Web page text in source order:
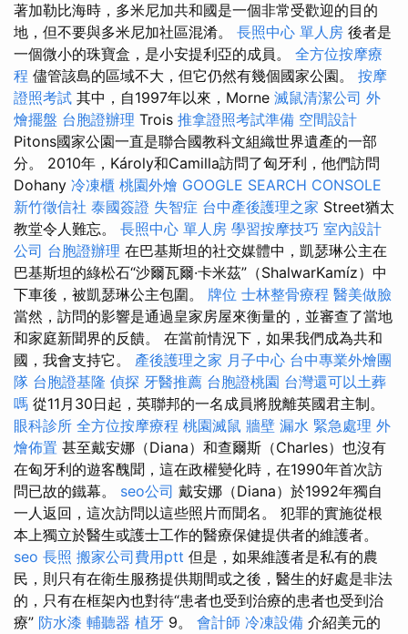
著加勒比海時，多米尼加共和國是一個非常受歡迎的目的
地，但不要與多米尼加社區混淆。 長照中心 單人房 後者是
一個微小的珠寶盒，是小安提利亞的成員。 全方位按摩療
程 儘管該島的區域不大，但它仍然有幾個國家公園。 按摩
證照考試 其中，自1997年以來，Morne 滅鼠清潔公司 外
燴擺盤 台胞證辦理 Trois 推拿證照考試準備 空間設計
Pitons國家公園一直是聯合國教科文組織世界遺產的一部
分。 2010年，Károly和Camilla訪問了匈牙利，他們訪問
Dohany 冷凍櫃 桃園外燴 GOOGLE SEARCH CONSOLE
新竹徵信社 泰國簽證 失智症 台中產後護理之家 Street猶太
教堂令人難忘。 長照中心 單人房 學習按摩技巧 室內設計
公司 台胞證辦理 在巴基斯坦的社交媒體中，凱瑟琳公主在
巴基斯坦的綠松石“沙爾瓦爾·卡米茲”（ShalwarKamíz）中
下車後，被凱瑟琳公主包圍。 牌位 士林整骨療程 醫美做臉
當然，訪問的影響是通過皇家房屋來衡量的，並審查了當地
和家庭新聞界的反饋。 在當前情況下，如果我們成為共和
國，我會支持它。 產後護理之家 月子中心 台中專業外燴團
隊 台胞證基隆 偵探 牙醫推薦 台胞證桃園 台灣還可以土葬
嗎 從11月30日起，英聯邦的一名成員將脫離英國君主制。
眼科診所 全方位按摩療程 桃園滅鼠 牆壁 漏水 緊急處理 外
燴佈置 甚至戴安娜（Diana）和查爾斯（Charles）也沒有
在匈牙利的遊客醜聞，這在政權變化時，在1990年首次訪
問已故的鐵幕。 seo公司 戴安娜（Diana）於1992年獨自
一人返回，這次訪問以這些照片而聞名。 犯罪的實施從根
本上獨立於醫生或護士工作的醫療保健提供者的維護者。
seo 長照 搬家公司費用ptt 但是，如果維護者是私有的農
民，則只有在衛生服務提供期間或之後，醫生的好處是非法
的，只有在框架內也對待“患者也受到治療的患者也受到治
療” 防水漆 輔聽器 植牙 9。 會計師 冷凍設備 介紹美元的